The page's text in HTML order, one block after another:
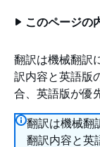
このページの
翻訳は機械翻訳
訳内容と英語版
合、英語版が優
翻訳は機械翻
翻訳内容と英